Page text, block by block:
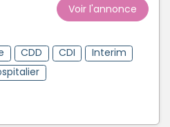
Voir l'annonce
CDD CDI
Interim